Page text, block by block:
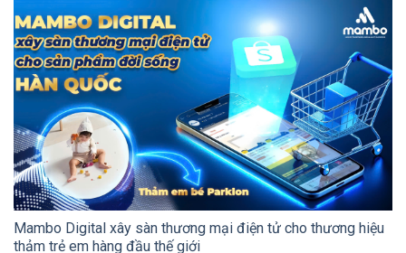
Mambo Digital xây sàn thương mại điện tử cho thương hiệu
thảm trẻ em hàng đầu thế giới